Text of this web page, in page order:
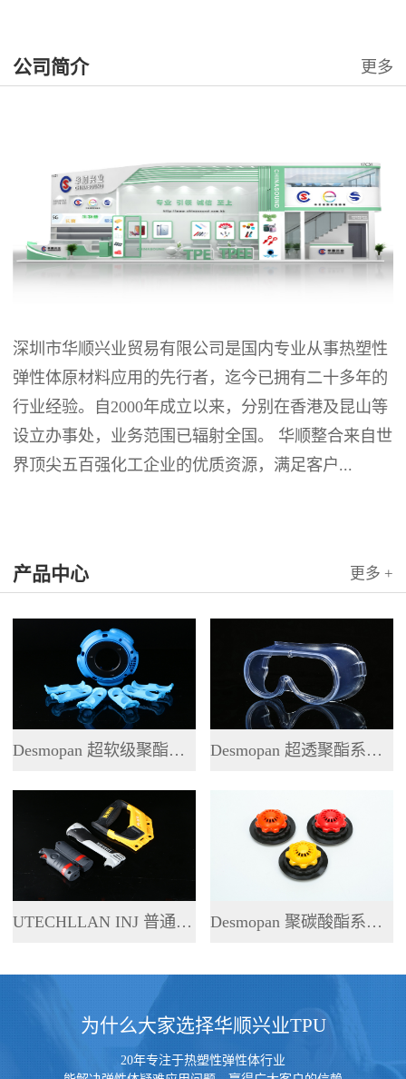
公司简介 更多
深圳市华顺兴业贸易有限公司是国内专业从事热塑性
弹性体原材料应用的先行者，迄今已拥有二十多年的
行业经验。自2000年成立以来，分别在香港及昆山等
设立办事处，业务范围已辐射全国。 华顺整合来自世
界顶尖五百强化工企业的优质资源，满足客户...
产品中心 更多 +
Desmopan 超软级聚酯系列 TPU Desmopan 超透聚酯系列 TPU
UTECHLLAN INJ 普通聚酯系列 TPU Desmopan 聚碳酸酯系列 TPU
为什么大家选择华顺兴业TPU
20年专注于热塑性弹性体行业